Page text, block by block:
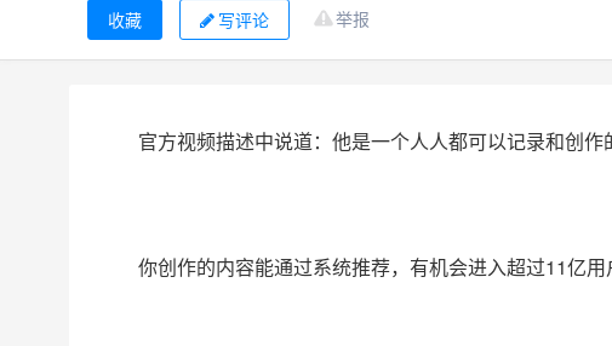
举报
写评论
官方视频描述中说道：他是一个人人都可以记录和创
你创作的内容能通过系统推荐，有机会进入超过11亿用